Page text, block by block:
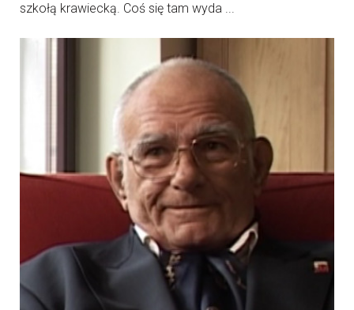
szkołą krawiecką. Coś się tam wyda ...